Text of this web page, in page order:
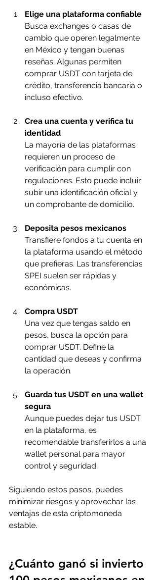
Elige una plataforma confiable
Busca exchanges o casas de
cambio que operen legalmente
en México y tengan buenas
reseñas. Algunas permiten
comprar USDT con tarjeta de
crédito, transferencia bancaria o
incluso efectivo.
Crea una cuenta y verifica tu
identidad
La mayoría de las plataformas
requieren un proceso de
verificación para cumplir con
regulaciones. Esto puede incluir
subir una identificación oficial y
un comprobante de domicilio.
Deposita pesos mexicanos
Transfiere fondos a tu cuenta en
la plataforma usando el método
que prefieras. Las transferencias
SPEI suelen ser rápidas y
económicas.
Compra USDT
Una vez que tengas saldo en
pesos, busca la opción para
comprar USDT. Define la
cantidad que deseas y confirma
la operación.
Guarda tus USDT en una wallet
segura
Aunque puedes dejar tus USDT
en la plataforma, es
recomendable transferirlos a una
wallet personal para mayor
control y seguridad.
Siguiendo estos pasos, puedes
minimizar riesgos y aprovechar las
ventajas de esta criptomoneda
estable.
¿Cuánto ganó si invierto